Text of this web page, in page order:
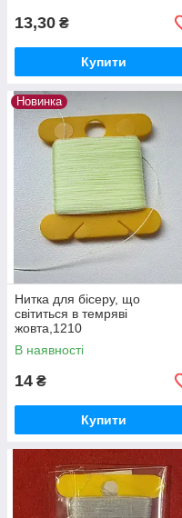
13,30 ₴
Купити
Новинка
Нитка для бісеру, що
світиться в темряві
жовта,1210
В наявності
14 ₴
Купити